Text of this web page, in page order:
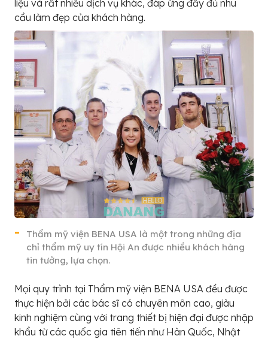
liệu và rất nhiều dịch vụ khác, đáp ứng đầy đủ nhu
cầu làm đẹp của khách hàng.
Thẩm mỹ viện BENA USA là một trong những địa
chỉ thẩm mỹ uy tín Hội An được nhiều khách hàng
tin tưởng, lựa chọn.
Mọi quy trình tại Thẩm mỹ viện BENA USA đều được
thực hiện bởi các bác sĩ có chuyên môn cao, giàu
kinh nghiệm cùng với trang thiết bị hiện đại được nhập
khẩu từ các quốc gia tiên tiến như Hàn Quốc, Nhật